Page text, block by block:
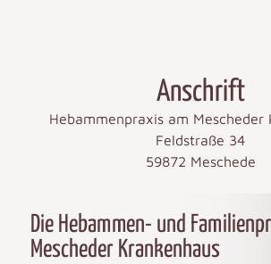
Anschrift
Hebammenpraxis am Mescheder
Feldstraße 34
59872 Meschede
Die Hebammen- und
Mescheder Krankenhaus